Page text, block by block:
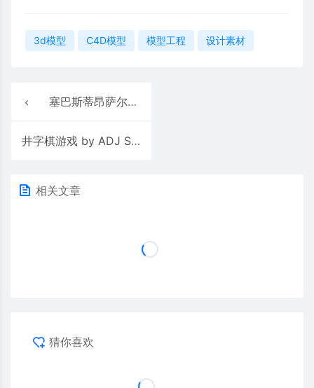
3d模型 C4D模型 模型工程 设计素材
塞巴斯蒂昂萨尔加多金色书籍 by Taschen
井字棋游戏 by ADJ Style
相关文章
猜你喜欢